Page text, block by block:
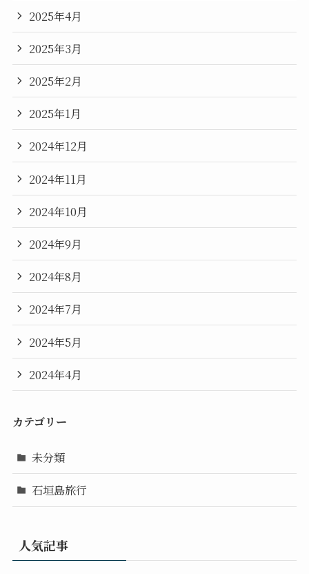
2025年4月
2025年3月
2025年2月
2025年1月
2024年12月
2024年11月
2024年10月
2024年9月
2024年8月
2024年7月
2024年5月
2024年4月
カテゴリー
未分類
石垣島旅行
人気記事